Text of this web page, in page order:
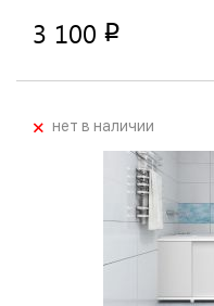
3 100 p
+нет в наличии